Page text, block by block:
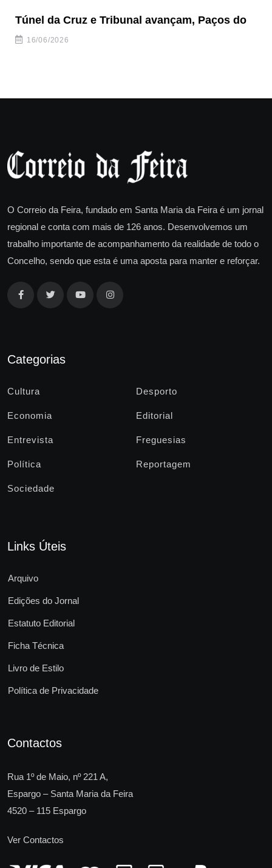
Túnel da Cruz e Tribunal avançam, Paços do
16/06/2026
O Correio da Feira, fundado em Santa Maria da Feira é um jornal
regional e conta com mais de 126 anos. Desenvolvemos um
trabalho importante de acompanhamento da realidade de todo o
Concelho, sendo que esta é uma aposta para manter e reforçar.
Categorias
Cultura Desporto
Economia Editorial
Entrevista Freguesias
Política Reportagem
Sociedade
Links Úteis
Arquivo
Edições do Jornal
Estatuto Editorial
Ficha Técnica
Livro de Estilo
Política de Privacidade
Contactos
Rua 1º de Maio, nº 221 A,
Espargo – Santa Maria da Feira
4520 – 115 Espargo
Ver Contactos